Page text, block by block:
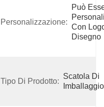
Personalizzazione:
Può
Con
Disegno
Tipo Di Prodotto:
Scatola Di
Imballaggio